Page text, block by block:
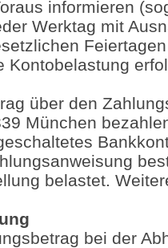
informieren
Werktag mit
Kontobelastung
über den
München
belastet.
bei der